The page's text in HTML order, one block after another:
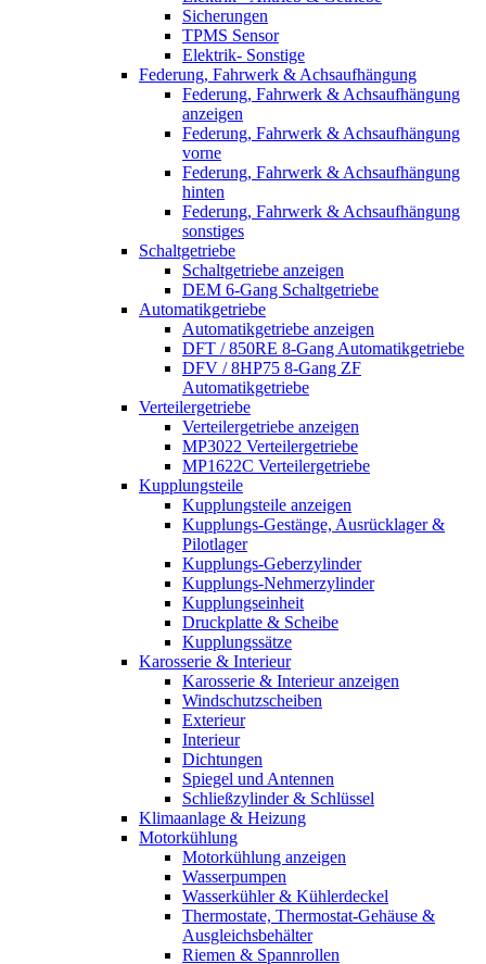
Sicherungen
TPMS Sensor
Elektrik- Sonstige
Federung, Fahrwerk & Achsaufhängung
Federung, Fahrwerk & Achsaufhängung
anzeigen
Federung, Fahrwerk & Achsaufhängung
vorne
Federung, Fahrwerk & Achsaufhängung
hinten
Federung, Fahrwerk & Achsaufhängung
sonstiges
Schaltgetriebe
Schaltgetriebe anzeigen
DEM 6-Gang Schaltgetriebe
Automatikgetriebe
Automatikgetriebe anzeigen
DFT / 850RE 8-Gang Automatikgetriebe
DFV / 8HP75 8-Gang ZF
Automatikgetriebe
Verteilergetriebe
Verteilergetriebe anzeigen
MP3022 Verteilergetriebe
MP1622C Verteilergetriebe
Kupplungsteile
Kupplungsteile anzeigen
Kupplungs-Gestänge, Ausrücklager &
Pilotlager
Kupplungs-Geberzylinder
Kupplungs-Nehmerzylinder
Kupplungseinheit
Druckplatte & Scheibe
Kupplungssätze
Karosserie & Interieur
Karosserie & Interieur anzeigen
Windschutzscheiben
Exterieur
Interieur
Dichtungen
Spiegel und Antennen
Schließzylinder & Schlüssel
Klimaanlage & Heizung
Motorkühlung
Motorkühlung anzeigen
Wasserpumpen
Wasserkühler & Kühlerdeckel
Thermostate, Thermostat-Gehäuse &
Ausgleichsbehälter
Riemen & Spannrollen